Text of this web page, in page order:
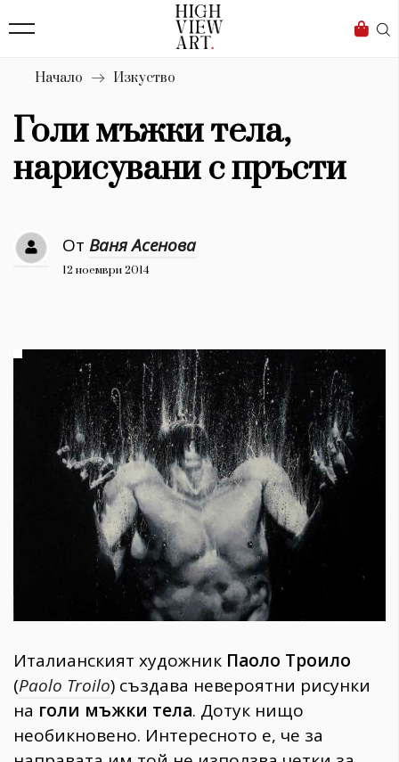
Бизнес
Мода
Dialogue
Изкуство
4340
Красота
777
Книги 1188
30+ 1970
Гурме 1710
Пътувай
Здраве 389
Gentlemen
Wellness
1817
Начало Изкуство
Голи мъжки тела,
нарисувани с пръсти
От Ваня Асенова
12 ноември 2014
Италианският художник Паоло Троило
(Paolo Troilo) създава невероятни рисунки
на голи мъжки тела. Дотук нищо
необикновено. Интересното е, че за